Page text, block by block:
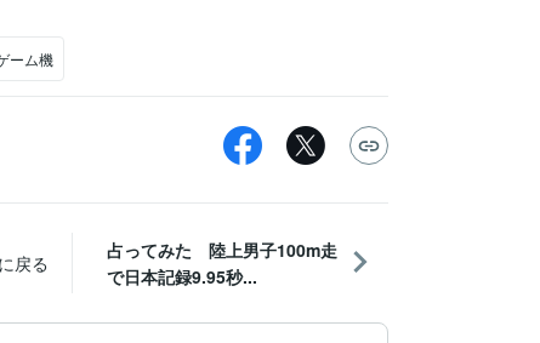
ーム機
戻る
占ってみた 陸上男子100m走
で日本記録9.95秒...